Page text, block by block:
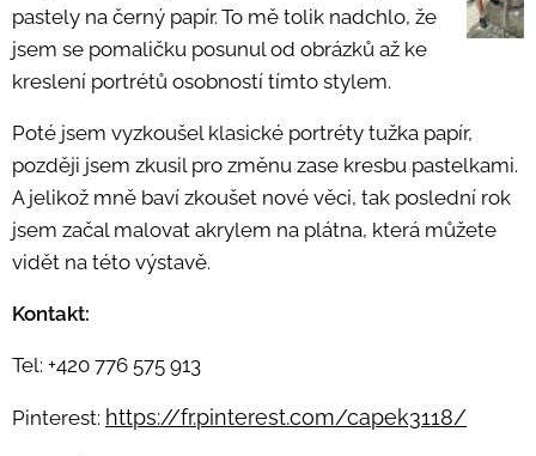
pastely na černý papír. To mě tolik nadchlo, že
jsem se pomaličku posunul od obrázků až ke
kreslení portrétů osobností tímto stylem.
Poté jsem vyzkoušel klasické portréty tužka papír,
později jsem zkusil pro změnu zase kresbu pastelkami.
A jelikož mně baví zkoušet nové věci, tak poslední rok
jsem začal malovat akrylem na plátna, která můžete
vidět na této výstavě.
Kontakt:
Tel: +420 776 575 913
Pinterest: https://fr.pinterest.com/capek3118/